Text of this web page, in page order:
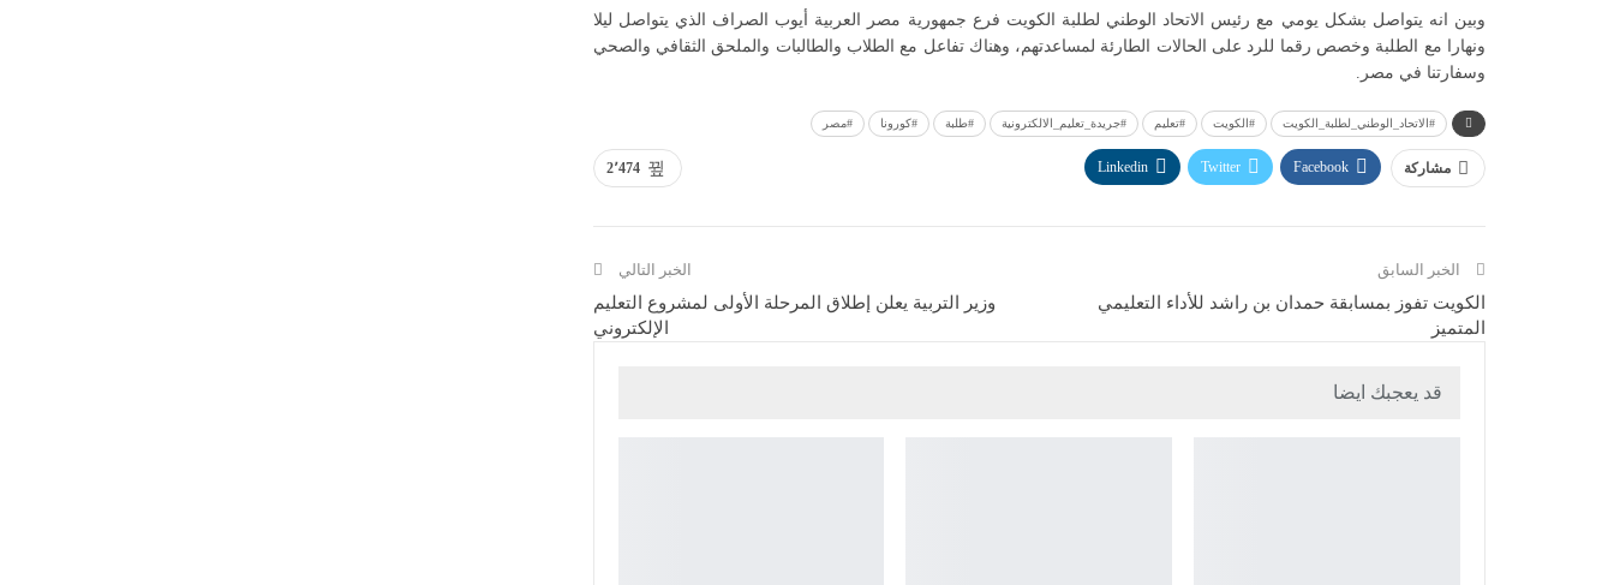
وبين انه يتواصل بشكل يومي مع رئيس الاتحاد الوطني لطلبة الكويت فرع جمهورية مصر العربية أيوب الصراف الذي يتواصل ليلا
ونهارا مع الطلبة وخصص رقما للرد على الحالات الطارئة لمساعدتهم، وهناك تفاعل مع الطلاب والطالبات والملحق الثقافي والصحي
وسفارتنا في مصر.
#الاتحاد_الوطني_لطلبة_الكويت #الكويت #تعليم #جريدة_تعليم_الالكترونية #طلبة #كورونا #مصر
2٬474 مشاركة Facebook
Twitter
Linkedin
الخبر السابق
الكويت تفوز بمسابقة حمدان بن راشد للأداء التعليمي
المتميز
الخبر التالي
وزير التربية يعلن إطلاق المرحلة الأولى لمشروع التعليم
الإلكتروني
قد يعجبك ايضا